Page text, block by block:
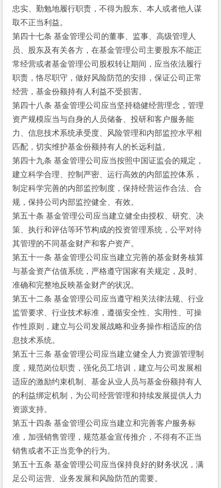
忠实、勤勉地履行职责，不得为股东、本人或者他人谋
取不正当利益。
第四十七条 基金管理公司的董事、监事、高级管理人
员、股东及有关各方，在基金管理公司主要股东不能正
常经营或者基金管理公司股权转让期间，应当依法履行
职责，恪尽职守，做好风险防范的安排，保证公司正常
经营，基金份额持有人利益不受损害。
第四十八条 基金管理公司应当坚持稳健经营理念，管理
资产规模应当与自身的人员储备、投研和客户服务能
力、信息技术系统承受度、风险管理和内部监控水平相
匹配，切实维护基金份额持有人的长远利益。
第四十九条 基金管理公司应当按照中国证监会的规定，
建立科学合理、控制严密、运行高效的内部监控体系，
制定科学完善的内部监控制度，保持经营运作合法、合
规，保持公司内部监控健全、有效。
第五十条 基金管理公司应当建立健全由授权、研究、决
策、执行和评估等环节构成的投资管理系统，公平对待
其管理的不同基金财产和客户资产。
第五十一条 基金管理公司应当建立完善的基金财务核算
与基金资产估值系统，严格遵守国家有关规定，及时、
准确和完整地反映基金财产的状况。
第五十二条 基金管理公司应当遵守相关法律法规、行业
监管要求、行业技术标准，遵循安全性、实用性、可操
作性原则，建立与公司发展战略和业务操作相适应的信
息技术系统。
第五十三条 基金管理公司应当建立健全人力资源管理制
度，规范岗位职责，强化员工培训，建立与公司发展相
适应的激励约束机制、基金从业人员与基金份额持有人
的利益绑定机制，为公司经营管理和持续发展提供人力
资源支持。
第五十四条 基金管理公司应当建立和完善客户服务标
准，加强销售管理，规范基金宣传推介，不得有不正当
销售或者不正当竞争的行为。
第五十五条 基金管理公司应当保持良好的财务状况，满
足公司运营、业务发展和风险防范的需要。